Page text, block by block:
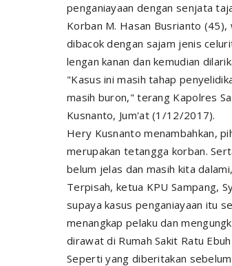
penganiayaan dengan senjata
Korban M. Hasan Busrianto
dibacok dengan sajam jenis
lengan kanan dan kemudian
"Kasus ini masih tahap
masih buron," terang Kapolres
Kusnanto, Jum'at (1/12/2017).
Hery Kusnanto menambahkan,
merupakan tetangga korban.
belum jelas dan masih kita
Terpisah, ketua KPU Sampang,
supaya kasus penganiayaan itu
menangkap pelaku dan
dirawat di Rumah Sakit Ratu
Seperti yang diberitakan